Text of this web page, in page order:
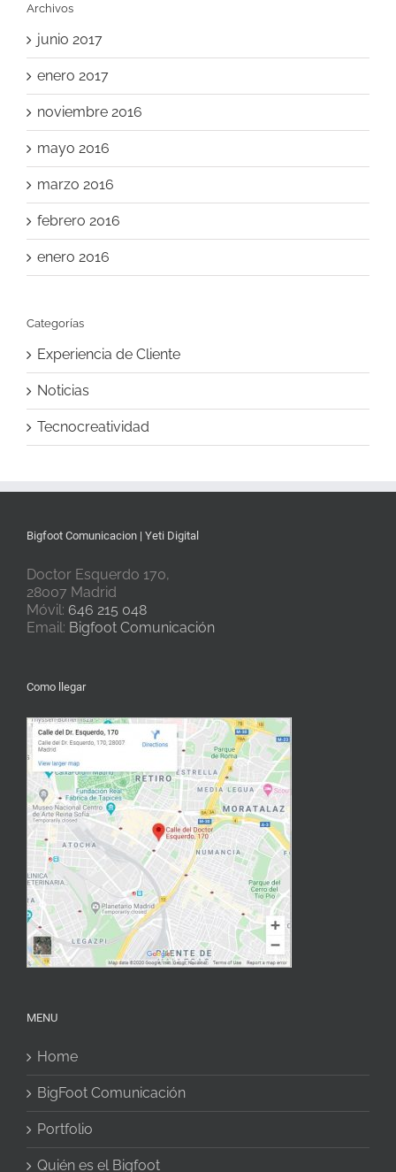
Archivos
junio 2017
enero 2017
noviembre 2016
mayo 2016
marzo 2016
febrero 2016
enero 2016
Categorías
Experiencia de Cliente
Noticias
Tecnocreatividad
Bigfoot Comunicacion | Yeti Digital
Doctor Esquerdo 170,
28007 Madrid
Móvil: 646 215 048
Email: Bigfoot Comunicación
Como llegar
MENU
Home
BigFoot Comunicación
Portfolio
Quién es el Bigfoot